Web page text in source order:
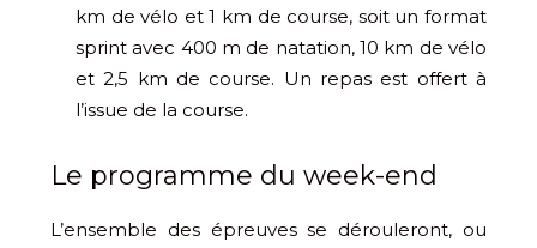
km de vélo et 1 km de course, soit un format
sprint avec 400 m de natation, 10 km de vélo
et 2,5 km de course. Un repas est offert à
l’issue de la course.
Le programme du week-end
L’ensemble des épreuves se dérouleront, ou